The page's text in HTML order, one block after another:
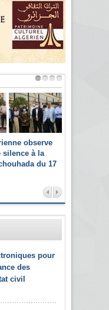
observe
silence à la
du 17
pour
des
civil